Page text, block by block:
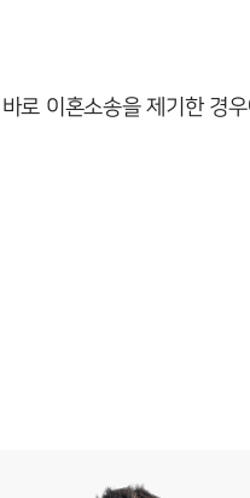
로 이혼소송을 제기한 경